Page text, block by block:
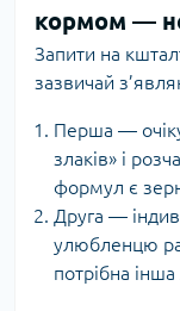
кормом —
Запити на
зазвичай
Перша —
злаків» і
формул є
Друга —
улюбленцю
потрібна